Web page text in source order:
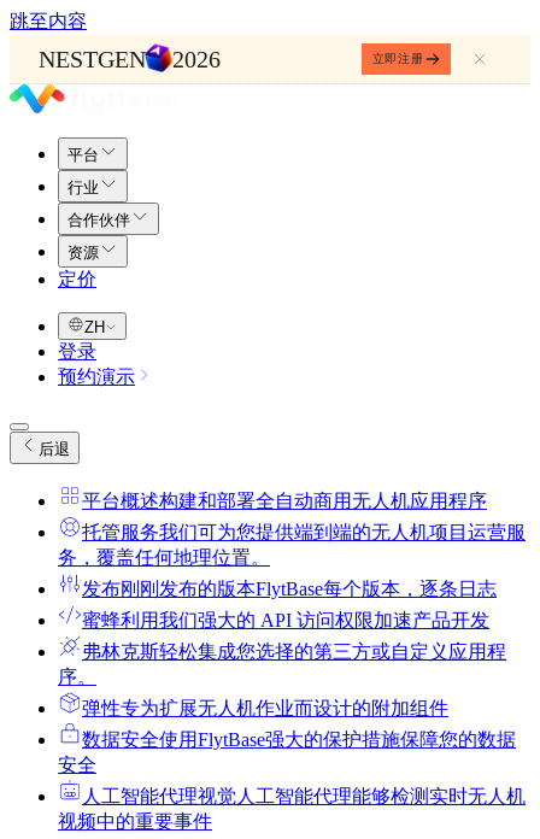
跳至内容
NESTGEN 2026 立即注册
平台
行业
合作伙伴
资源
定价
ZH
登录
预约演示
后退
平台概述构建和部署全自动商用无人机应用程序
托管服务我们可为您提供端到端的无人机项目运营服
务，覆盖任何地理位置。
发布刚刚发布的版本FlytBase每个版本，逐条日志
蜜蜂利用我们强大的 API 访问权限加速产品开发
弗林克斯轻松集成您选择的第三方或自定义应用程
序。
弹性专为扩展无人机作业而设计的附加组件
数据安全使用FlytBase强大的保护措施保障您的数据
安全
人工智能代理视觉人工智能代理能够检测实时无人机
视频中的重要事件